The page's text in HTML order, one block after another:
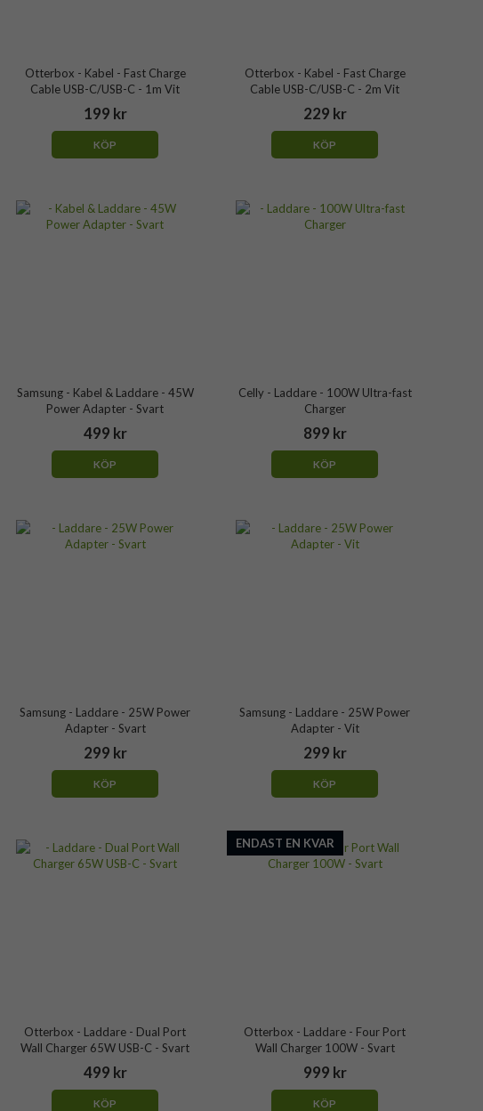
Otterbox - Kabel - Fast Charge
Cable USB-C/USB-C - 1m Vit
199 kr
KÖP
Otterbox - Kabel - Fast Charge
Cable USB-C/USB-C - 2m Vit
229 kr
KÖP
Samsung - Kabel & Laddare - 45W
Power Adapter - Svart
499 kr
KÖP
Celly - Laddare - 100W Ultra-fast
Charger
899 kr
KÖP
Samsung - Laddare - 25W Power
Adapter - Svart
299 kr
KÖP
Samsung - Laddare - 25W Power
Adapter - Vit
299 kr
KÖP
Otterbox - Laddare - Dual Port
Wall Charger 65W USB-C - Svart
499 kr
KÖP
ENDAST EN KVAR
Otterbox - Laddare - Four Port
Wall Charger 100W - Svart
999 kr
KÖP